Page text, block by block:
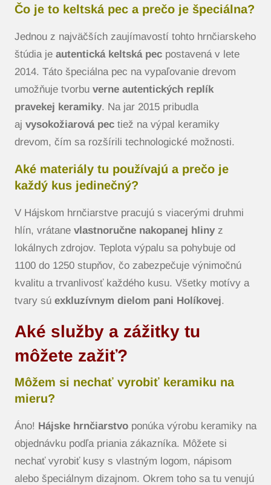
Čo je to keltská pec a prečo je špeciálna?
Jednou z najväčších zaujímavostí tohto hrnčiarskeho
štúdia je autentická keltská pec postavená v lete
2014. Táto špeciálna pec na vypaľovanie drevom
umožňuje tvorbu verne autentických replík
pravekej keramiky. Na jar 2015 pribudla
aj vysokožiarová pec tiež na výpal keramiky
drevom, čím sa rozšírili technologické možnosti.
Aké materiály tu používajú a prečo je
každý kus jedinečný?
V Hájskom hrnčiarstve pracujú s viacerými druhmi
hlín, vrátane vlastnoručne nakopanej hliny z
lokálnych zdrojov. Teplota výpalu sa pohybuje od
1100 do 1250 stupňov, čo zabezpečuje výnimočnú
kvalitu a trvanlivosť každého kusu. Všetky motívy a
tvary sú exkluzívnym dielom pani Holíkovej.
Aké služby a zážitky tu
môžete zažiť?
Môžem si nechať vyrobiť keramiku na
mieru?
Áno! Hájske hrnčiarstvo ponúka výrobu keramiky na
objednávku podľa priania zákazníka. Môžete si
nechať vyrobiť kusy s vlastným logom, nápisom
alebo špeciálnym dizajnom. Okrem toho sa tu venujú